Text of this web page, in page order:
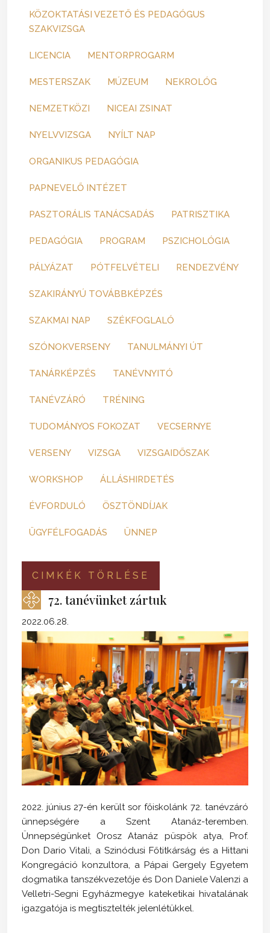
KÖZOKTATÁSI VEZETŐ ÉS PEDAGÓGUS
SZAKVIZSGA
LICENCIA MENTORPROGARM
MESTERSZAK MÚZEUM NEKROLÓG
NEMZETKÖZI NICEAI ZSINAT
NYELVVIZSGA NYÍLT NAP
ORGANIKUS PEDAGÓGIA
PAPNEVELŐ INTÉZET
PASZTORÁLIS TANÁCSADÁS PATRISZTIKA
PEDAGÓGIA PROGRAM PSZICHOLÓGIA
PÁLYÁZAT PÓTFELVÉTELI RENDEZVÉNY
SZAKIRÁNYÚ TOVÁBBKÉPZÉS
SZAKMAI NAP SZÉKFOGLALÓ
SZÓNOKVERSENY TANULMÁNYI ÚT
TANÁRKÉPZÉS TANÉVNYITÓ
TANÉVZÁRÓ TRÉNING
TUDOMÁNYOS FOKOZAT VECSERNYE
VERSENY VIZSGA VIZSGAIDŐSZAK
WORKSHOP ÁLLÁSHIRDETÉS
ÉVFORDULÓ ÖSZTÖNDÍJAK
ÜGYFÉLFOGADÁS ÜNNEP
CIMKÉK TÖRLÉSE
72. tanévünket zártuk
2022.06.28.
2022. június 27-én került sor főiskolánk 72. tanévzáró
ünnepségére a Szent Atanáz-teremben.
Ünnepségünket Orosz Atanáz püspök atya, Prof.
Don Dario Vitali, a Szinódusi Főtitkárság és a Hittani
Kongregáció konzultora, a Pápai Gergely Egyetem
dogmatika tanszékvezetője és Don Daniele Valenzi a
Velletri-Segni Egyházmegye kateketikai hivatalának
igazgatója is megtisztelték jelenlétükkel.